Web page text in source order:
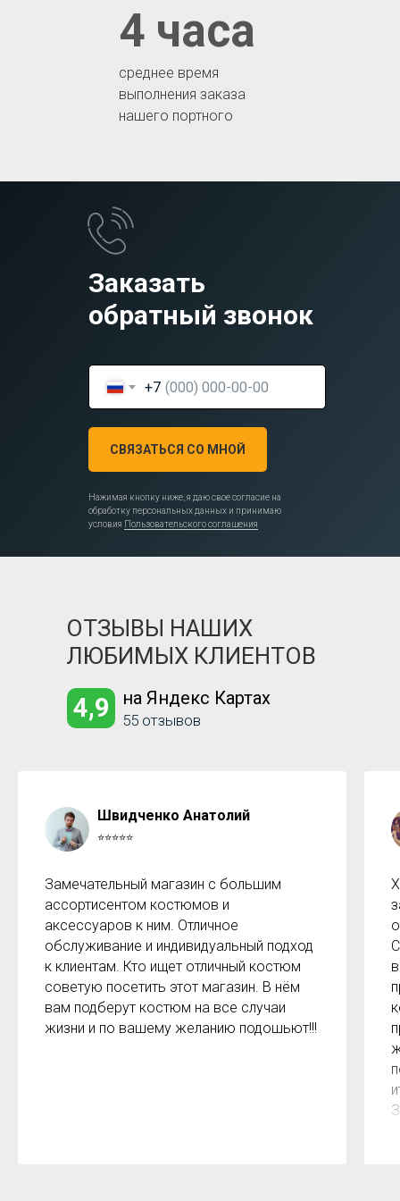
среднее время
выполнения заказа
нашего портного
4 часа
Заказать
обратный звонок
+7
СВЯЗАТЬСЯ СО МНОЙ
Нажимая кнопку ниже, я даю свое согласие на
обработку персональных данных и принимаю
условия Пользовательского соглашения
55 отзывов
на Яндекс Картах
4,9
ОТЗЫВЫ НАШИХ
ЛЮБИМЫХ КЛИЕНТОВ
Швидченко Анатолий
⭐⭐⭐⭐⭐
Замечательный магазин с большим
ассортисентом костюмов и
аксессуаров к ним. Отличное
обслуживание и индивидуальный подход
к клиентам. Кто ищет отличный костюм
советую посетить этот магазин. В нём
вам подберут костюм на все случаи
жизни и по вашему желанию подошьют!!!